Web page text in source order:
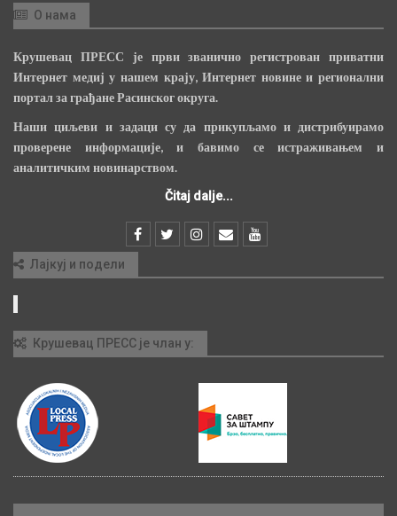
О нама
Крушевац ПРЕСС је први званично регистрован приватни
Интернет медиј у нашем крају, Интернет новине и регионални
портал за грађане Расинског округа.
Наши циљеви и задаци су да прикупљамо и дистрибуирамо
проверене информације, и бавимо се истраживањем и
аналитичким новинарством.
Čitaj dalje...
Лајкуј и подели
Крушевац ПРЕСС је члан у: